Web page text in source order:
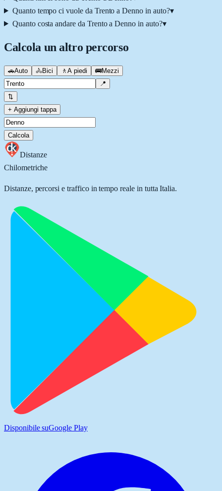
Quanto tempo ci vuole da Trento a Denno in auto?▾
Quanto costa andare da Trento a Denno in auto?▾
Calcola un altro percorso
🚗Auto 🚴Bici 🚶 A piedi 🚌Mezzi
📍
⇅
+ Aggiungi tappa
Calcola
Distanze
Chilometriche
Distanze, percorsi e traffico in tempo reale in tutta Italia.
Disponibile suGoogle Play